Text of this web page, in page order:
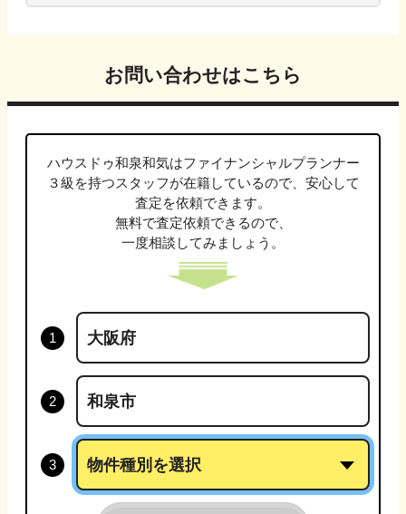
お問い合わせはこちら
ハウスドゥ和泉和気はファイナンシャルプランナー
３級 を持つスタッフが在籍しているので、安心して
査定を依頼できます。
無料で査定依頼できるので、
一度相談してみましょう。